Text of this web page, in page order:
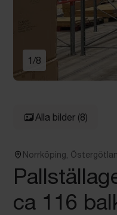
1 /8
Alla bilder (8)
Norrköping,
ca 116